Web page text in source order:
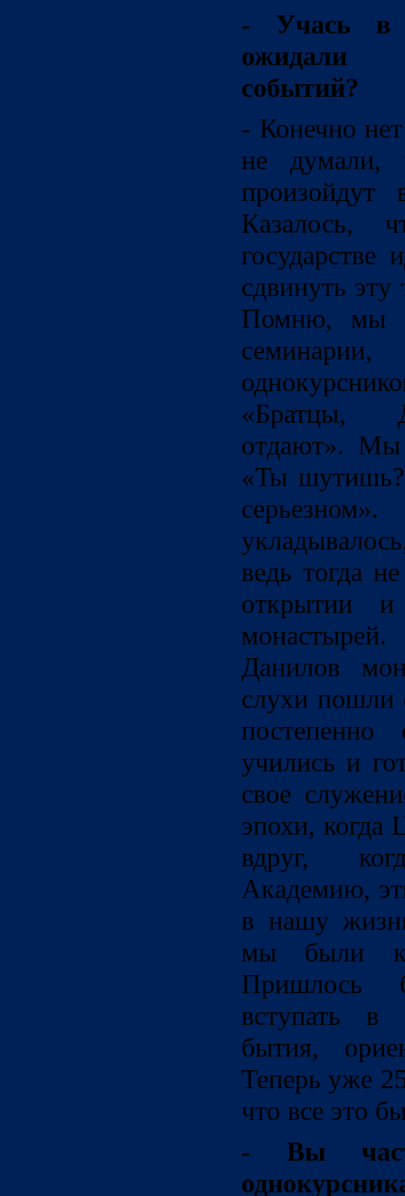
- Учась в
ожидали
событий?
- Конечно
не думали,
произойдут
Казалось,
государстве
сдвинуть
Помню, мы
«Братцы,
отдают». Мы
«Ты
ведь тогда
открытии
Данилов
слухи пошли
учились и
свое
эпохи, когда
вдруг,
Академию,
в нашу
мы были к
Пришлось
вступать в
бытия,
Теперь уже
что все это
- Вы